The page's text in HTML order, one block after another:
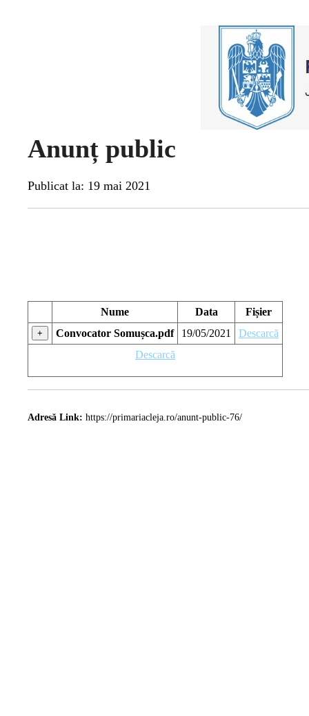
Anunț public
Publicat la: 19 mai 2021
Nume Data Fișier
+ Convocator Somușca.pdf 19/05/2021
Descarcă
Descarcă
Adresă Link: https://primariacleja.ro/anunt-public-76/